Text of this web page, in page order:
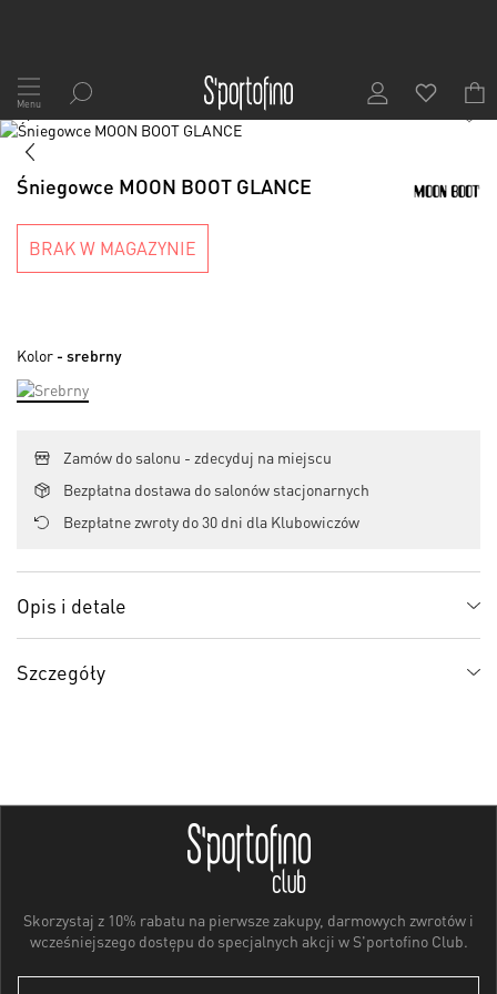
Przejdź
do
treści
Menu
Skip
end
images
gallery
1/7
Skip
the
images
Śniegowce MOON BOOT GLANCE
BRAK W MAGAZYNIE
Kolor - srebrny
Zamów do salonu - zdecyduj na miejscu
Bezpłatna dostawa do salonów stacjonarnych
Bezpłatne zwroty do 30 dni dla Klubowiczów
Opis i detale
Szczegóły
Skorzystaj z 10% rabatu na pierwsze zakupy, darmowych zwrotów i
wcześniejszego dostępu do specjalnych akcji w S'portofino Club.